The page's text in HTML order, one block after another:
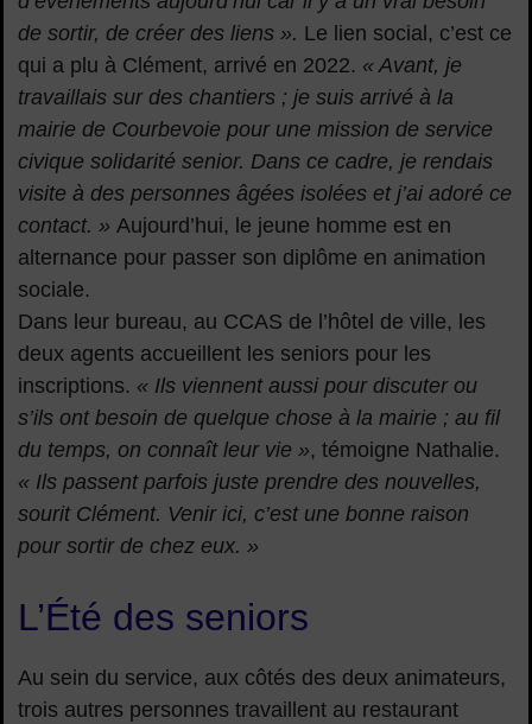
de sortir, de créer des liens ». Le lien social, c’est ce
qui a plu à Clément, arrivé en 2022. « Avant, je
travaillais sur des chantiers ; je suis arrivé à la
mairie de Courbevoie pour une mission de service
civique solidarité senior. Dans ce cadre, je rendais
visite à des personnes âgées isolées et j’ai adoré ce
contact. » Aujourd’hui, le jeune homme est en
alternance pour passer son diplôme en animation
sociale.
Dans leur bureau, au CCAS de l’hôtel de ville, les
deux agents accueillent les seniors pour les
inscriptions. « Ils viennent aussi pour discuter ou
s’ils ont besoin de quelque chose à la mairie ; au fil
du temps, on connaît leur vie », témoigne Nathalie.
« Ils passent parfois juste prendre des nouvelles,
sourit Clément. Venir ici, c’est une bonne raison
pour sortir de chez eux. »
L’Été des seniors
Au sein du service, aux côtés des deux animateurs,
trois autres personnes travaillent au restaurant